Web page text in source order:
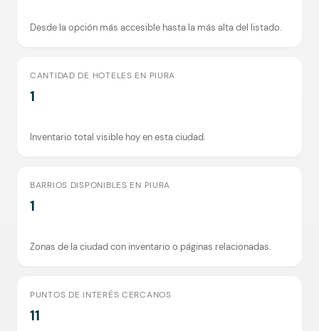
Desde la opción más accesible hasta la más alta del listado.
CANTIDAD DE HOTELES EN PIURA
1
Inventario total visible hoy en esta ciudad.
BARRIOS DISPONIBLES EN PIURA
1
Zonas de la ciudad con inventario o páginas relacionadas.
PUNTOS DE INTERÉS CERCANOS
11